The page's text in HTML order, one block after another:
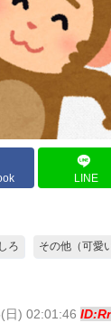
LINE
ろ その他（可愛
日) 02:01:46